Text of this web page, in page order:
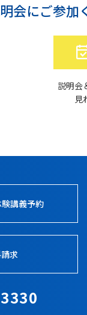
会にご参加
説明会
見
講義予約
求